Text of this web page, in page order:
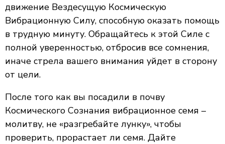
движение Вездесущую Космическую
Вибрационную Силу, способную оказать помощь
в трудную минуту. Обращайтесь к этой Силе с
полной уверенностью, отбросив все сомнения,
иначе стрела вашего внимания уйдет в сторону
от цели.
После того как вы посадили в почву
Космического Сознания вибрационное семя –
молитву, не «разгребайте лунку», чтобы
проверить, прорастает ли семя. Дайте